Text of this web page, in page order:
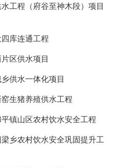
工程（府谷至神木段）项目
四库连通工程
区供水项目
供水一体化项目
窑生猪养殖供水工程
平镇山区农村饮水安全工程
梁乡农村饮水安全巩固提升工